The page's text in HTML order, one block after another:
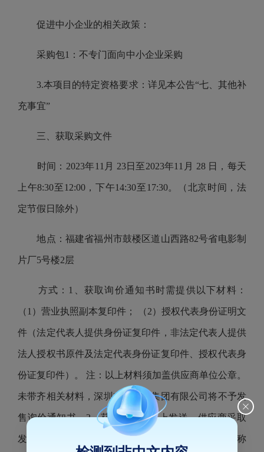
促进中小企业的相关政策：
采购包1：不专门面向中小企业采购
3.本项目的特定资格要求：详见本公告“七、其他补
充事宜”
三、获取采购文件
时间：2023年11月 23日至2023年11月 28 日，每天
上午8:30至12:00，下午14:30至17:30。（北京时间，法
定节假日除外）
地点：福建省福州市鼓楼区道山西路82号省电影制
片厂5号楼2层
方式：1、获取询价通知书时需提供以下材料：
（1）营业执照副本复印件； （2）授权代表身份证明文
件（法定代表人提供身份证复印件，非法定代表人提供
法人授权书原件及法定代表身份证复印件、授权代表身
份证复印件）。 注：以上材料须加盖供应商单位公章。
未带齐相关材料，深圳交易咨询集团有限公司将不予发
售询价通知书。2、获取方式：网上发送。供应商采取
发送电子邮件方式提交报名材料，邮件主题：项目名称